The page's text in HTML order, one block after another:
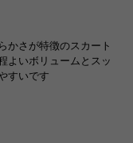
かさが特徴のスカート
よいボリュームとスッ
すいです